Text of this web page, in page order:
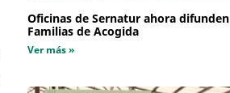
Oficinas de Sernatur ahora difunden
Familias de Acogida
Ver más »